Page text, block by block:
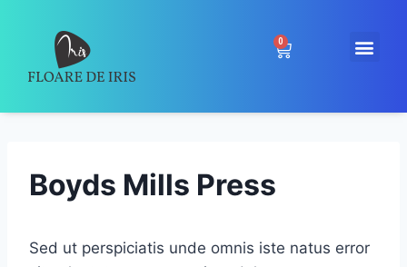
0
Boyds Mills Press
Sed ut perspiciatis unde omnis iste natus error